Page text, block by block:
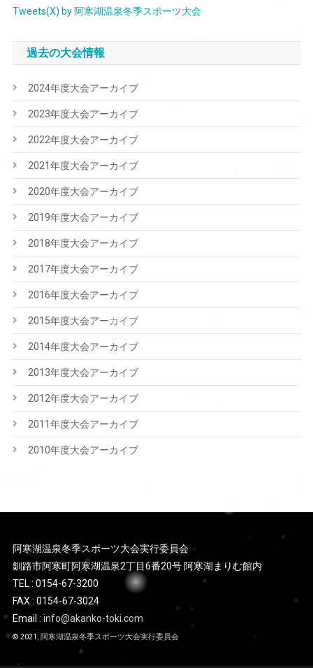
Tweets(X) by 阿寒湖温泉冬季スポーツ大会
過去の大会情報
2024年度大会アーカイブ
2023年度大会アーカイブ
2022年度大会アーカイブ
2021年度大会アーカイブ
2020年度大会アーカイブ
2019年度大会アーカイブ
2018年度大会アーカイブ
2017年度大会アーカイブ
2016年度大会アーカイブ
2015年度大会アーカイブ
2014年度大会アーカイブ
2013年度大会アーカイブ
2012年度大会アーカイブ
2011年度大会アーカイブ
2010年度大会アーカイブ
阿寒湖温泉冬季スポーツ大会実行委員会
釧路市阿寒町阿寒湖温泉2丁目6番20号 阿寒湖まりむ館内
TEL : 0154-67-3200
FAX : 0154-67-3024
Email :info@akanko-toki.com
© 2021,阿寒湖温泉冬季スポーツ大会実行委員会